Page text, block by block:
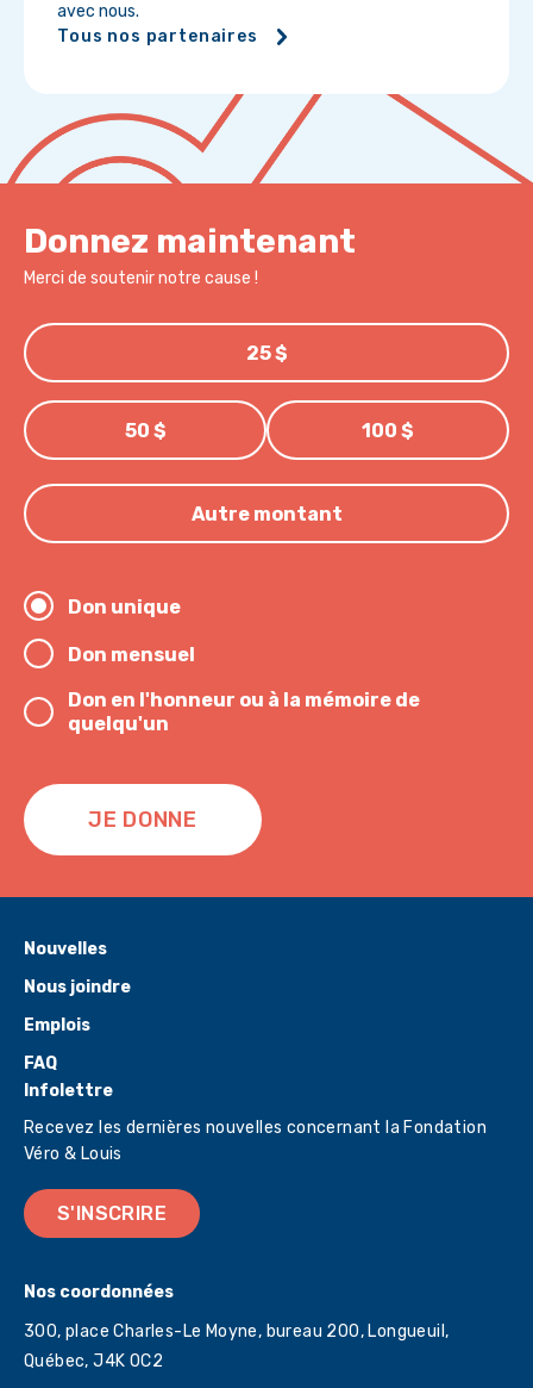
avec nous.
Tous nos partenaires
Donnez maintenant
Merci de soutenir notre cause !
25 $
50 $ 100 $
Autre montant
Don unique
Don mensuel
Don en l'honneur ou à la mémoire de
quelqu'un
JE DONNE
Infolettre
Recevez les dernières nouvelles concernant la Fondation
Véro & Louis
S'INSCRIRE
Nos coordonnées
300, place Charles-Le Moyne, bureau 200, Longueuil,
Québec,J4K 0C2
Nouvelles
Nous joindre
Emplois
FAQ